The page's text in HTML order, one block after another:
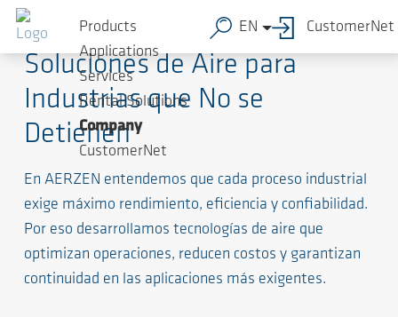
Soluciones de Aire para
Industrias que No se
Detienen
En AERZEN entendemos que cada proceso industrial
exige máximo rendimiento, eficiencia y confiabilidad.
Por eso desarrollamos tecnologías de aire que
optimizan operaciones, reducen costos y garantizan
continuidad en las aplicaciones más exigentes.
Products
Applications
Services
Rental Solutions
Company
CustomerNet
EN CustomerNet